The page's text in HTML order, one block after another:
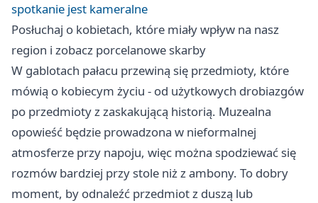
spotkanie jest kameralne
Posłuchaj o kobietach, które miały wpływ na nasz
region i zobacz porcelanowe skarby
W gablotach pałacu przewiną się przedmioty, które
mówią o kobiecym życiu - od użytkowych drobiazgów
po przedmioty z zaskakującą historią. Muzealna
opowieść będzie prowadzona w nieformalnej
atmosferze przy napoju, więc można spodziewać się
rozmów bardziej przy stole niż z ambony. To dobry
moment, by odnaleźć przedmiot z duszą lub